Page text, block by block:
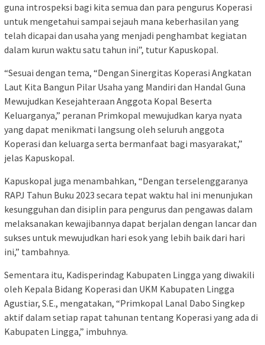
guna introspeksi bagi kita semua dan para pengurus Koperasi
untuk mengetahui sampai sejauh mana keberhasilan yang
telah dicapai dan usaha yang menjadi penghambat kegiatan
dalam kurun waktu satu tahun ini”, tutur Kapuskopal.
“Sesuai dengan tema, “Dengan Sinergitas Koperasi Angkatan
Laut Kita Bangun Pilar Usaha yang Mandiri dan Handal Guna
Mewujudkan Kesejahteraan Anggota Kopal Beserta
Keluarganya,” peranan Primkopal mewujudkan karya nyata
yang dapat menikmati langsung oleh seluruh anggota
Koperasi dan keluarga serta bermanfaat bagi masyarakat,”
jelas Kapuskopal.
Kapuskopal juga menambahkan, “Dengan terselenggaranya
RAPJ Tahun Buku 2023 secara tepat waktu hal ini menunjukan
kesungguhan dan disiplin para pengurus dan pengawas dalam
melaksanakan kewajibannya dapat berjalan dengan lancar dan
sukses untuk mewujudkan hari esok yang lebih baik dari hari
ini,” tambahnya.
Sementara itu, Kadisperindag Kabupaten Lingga yang diwakili
oleh Kepala Bidang Koperasi dan UKM Kabupaten Lingga
Agustiar, S.E., mengatakan, “Primkopal Lanal Dabo Singkep
aktif dalam setiap rapat tahunan tentang Koperasi yang ada di
Kabupaten Lingga,” imbuhnya.